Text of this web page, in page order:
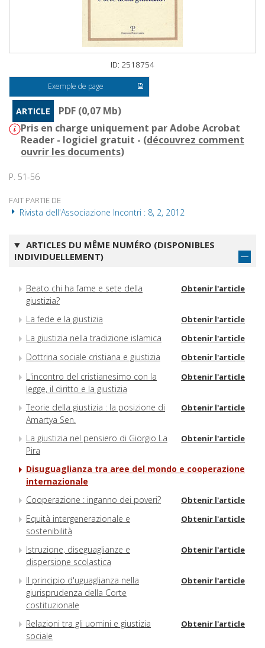
ID: 2518754
Exemple de page
ARTICLE
PDF (0,07 Mb)
Pris en charge uniquement par Adobe Acrobat
Reader - logiciel gratuit - (découvrez comment
ouvrir les documents)
P. 51-56
FAIT PARTIE DE
Rivista dell'Associazione Incontri : 8, 2, 2012
ARTICLES DU MÊME NUMÉRO (DISPONIBLES
INDIVIDUELLEMENT)
Beato chi ha fame e sete della
giustizia?
Obtenir l'article
La fede e la giustizia Obtenir l'article
La giustizia nella tradizione islamica Obtenir l'article
Dottrina sociale cristiana e giustizia Obtenir l'article
L'incontro del cristianesimo con la
legge, il diritto e la giustizia
Obtenir l'article
Teorie della giustizia : la posizione di
Amartya Sen.
Obtenir l'article
La giustizia nel pensiero di Giorgio La
Pira
Obtenir l'article
Disuguaglianza tra aree del mondo e cooperazione
internazionale
Cooperazione : inganno dei poveri?
Obtenir l'article
Equità intergenerazionale e
sostenibilità
Obtenir l'article
Istruzione, diseguaglianze e
dispersione scolastica
Obtenir l'article
Il principio d'uguaglianza nella
giurisprudenza della Corte
costituzionale
Obtenir l'article
Relazioni tra gli uomini e giustizia
sociale
Obtenir l'article